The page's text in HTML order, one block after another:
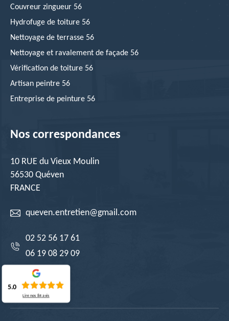
Couvreur zingueur 56
Hydrofuge de toiture 56
Nettoyage de terrasse 56
Nettoyage et ravalement de façade 56
Vérification de toiture 56
Artisan peintre 56
Entreprise de peinture 56
Nos correspondances
10 RUE du Vieux Moulin
56530 Quéven
FRANCE
queven.entretien@gmail.com
02 52 56 17 61
06 19 08 29 09
5.0
Lire nos84 avis